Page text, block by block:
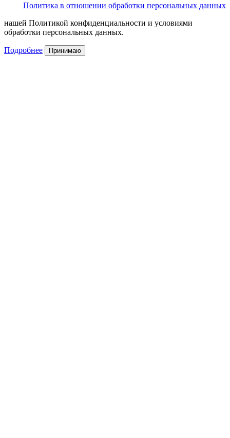
Политика в отношении обработки персональных данных
нашей Политикой конфиденциальности и условиями
обработки персональных данных.
Подробнее Принимаю